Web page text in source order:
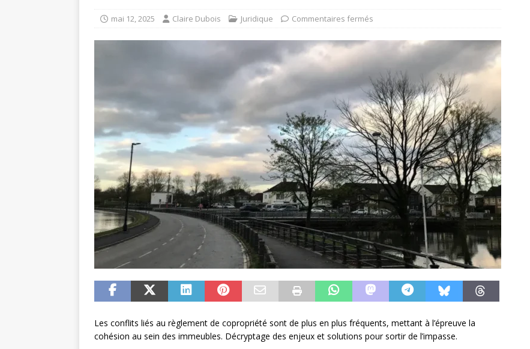
mai 12, 2025 Claire Dubois Juridique Commentaires fermés
Les conflits liés au règlement de copropriété sont de plus en plus fréquents, mettant à l’épreuve la
cohésion au sein des immeubles. Décryptage des enjeux et solutions pour sortir de l’impasse.